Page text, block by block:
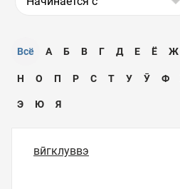
Всё А Б В Г Д Е Ё Ж
Н О П Р С Т У Ӯ Ф
Э Ю Я
вӣгклуввэ